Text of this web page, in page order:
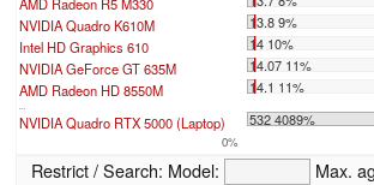
AMD Radeon R5 M330
NVIDIA Quadro K610M
13.8 9%
Intel HD Graphics 610
14 10%
NVIDIA GeForce GT 635M
14.07 11%
AMD Radeon HD 8550M
14.1 11%
...
NVIDIA Quadro RTX 5000 (Laptop) 532 4089%
0%
Restrict / Search: Model: Max.